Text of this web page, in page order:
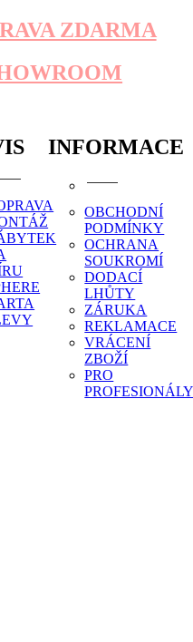
ZDARMA
INFORMACE
OBCHODNÍ
PODMÍNKY
OCHRANA
SOUKROMÍ
DODACÍ
LHŮTY
ZÁRUKA
REKLAMACE
VRÁCENÍ
ZBOŽÍ
PRO